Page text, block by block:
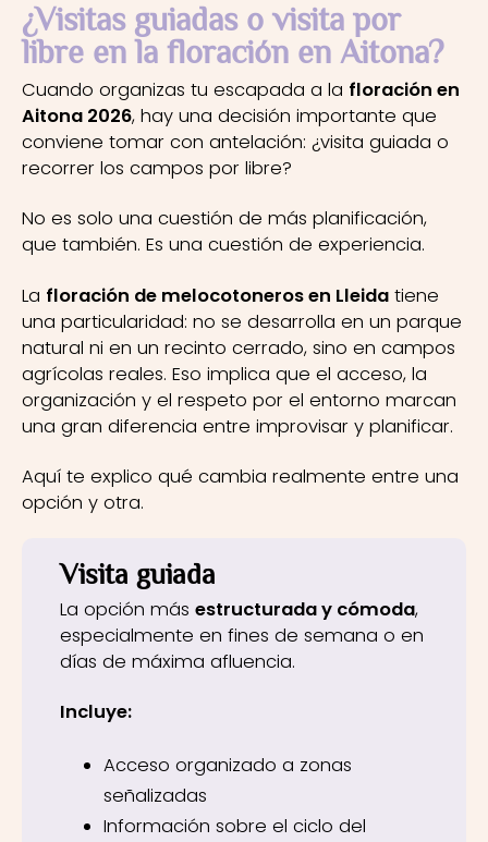
¿Visitas guiadas o visita por
libre en la floración en Aitona?
Cuando organizas tu escapada a la floración en
Aitona 2026, hay una decisión importante que
conviene tomar con antelación: ¿visita guiada o
recorrer los campos por libre?
No es solo una cuestión de más planificación,
que también. Es una cuestión de experiencia.
La floración de melocotoneros en Lleida tiene
una particularidad: no se desarrolla en un parque
natural ni en un recinto cerrado, sino en campos
agrícolas reales. Eso implica que el acceso, la
organización y el respeto por el entorno marcan
una gran diferencia entre improvisar y planificar.
Aquí te explico qué cambia realmente entre una
opción y otra.
Visita guiada
La opción más estructurada y cómoda,
especialmente en fines de semana o en
días de máxima afluencia.
Incluye:
Acceso organizado a zonas
señalizadas
Información sobre el ciclo del